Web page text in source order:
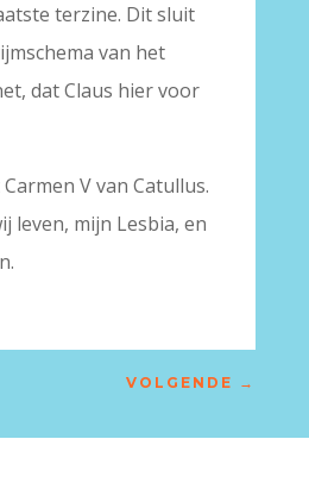
terzine. Dit sluit
van het
dat Claus hier voor
V van Catullus.
leven, mijn Lesbia, en
VOLGENDE →